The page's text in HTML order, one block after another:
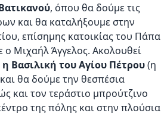
, όπου θα δούμε τις
και θα καταλήξουμε στην
επίσημης κατοικίας του Πάπα
Μιχαήλ Άγγελος. Ακολουθεί
η Βασιλική του Αγίου Πέτρου(η
θα δούμε την θεσπέσια
και τον τεράστιο μπρούτζινο
της πόλης και στην πλούσια